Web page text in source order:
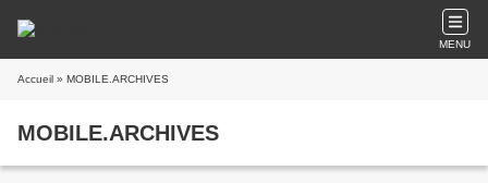
MENU
Accueil » MOBILE.ARCHIVES
MOBILE.ARCHIVES